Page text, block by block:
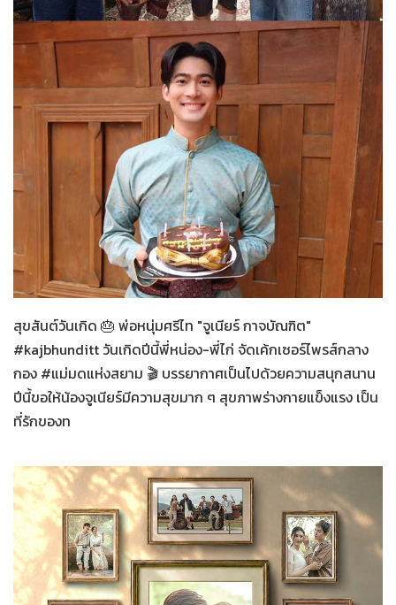
13-07-2569 แม่มดแห่งสยาม
สุขสันต์วันเกิด 🎂 พ่อหนุ่มศรีไท "จูเนียร์ กาจบัณฑิต"
#kajbhunditt วันเกิดปีนี้พี่หน่อง-พี่ไก่ จัดเค้กเซอร์ไพรส์กลาง
กอง #แม่มดแห่งสยาม 🎬 บรรยากาศเป็นไปด้วยความสนุกสนาน
ปีนี้ขอให้น้องจูเนียร์มีความสุขมาก ๆ สุขภาพร่างกายแข็งแรง เป็น
ที่รักของท